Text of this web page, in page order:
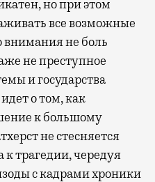
но при этом
все возможные
внимания не боль
не преступное
и государства
о том, как
к большому
не стесняется
к трагедии, чередуя
с кадрами хроники